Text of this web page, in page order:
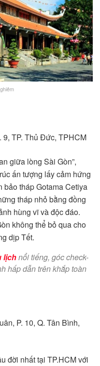
TP. Thủ Đức, TPHCM
giữa lòng Sài Gòn”,
ấn tượng lấy cảm hứng
bảo tháp Gotama Cetiya
tháp nhỏ bằng đồng
hùng vĩ và độc đáo.
không thể bỏ qua cho
dịp Tết.
lịchnổi tiếng, góc check-
hấp dẫn trên khắp toàn
P. 10, Q. Tân Bình,
đời nhất tại TP.HCM với